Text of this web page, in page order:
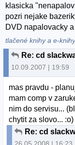
klasicka
pozri nejake
DVD napalovacky
tlačené knihy a e-
Re: cd
10.09.2007 | 19:59
mas pravdu -
mam comp v
nim do servisu...
chytit za slovo... :o)
Re: cd